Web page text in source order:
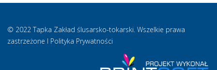
© 2022 Tapka Zakład ślusarsko-tokarski. Wszelkie prawa
zastrzeżone l Polityka Prywatności